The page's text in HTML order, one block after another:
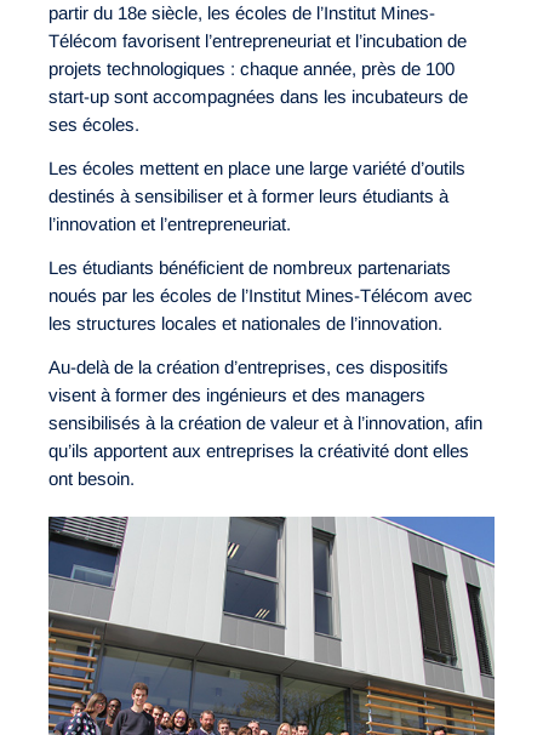
partir du 18e siècle, les écoles de l’Institut Mines-
Télécom favorisent l’entrepreneuriat et l’incubation de
projets technologiques : chaque année, près de 100
start-up sont accompagnées dans les incubateurs de
ses écoles.
Les écoles mettent en place une large variété d’outils
destinés à sensibiliser et à former leurs étudiants à
l’innovation et l’entrepreneuriat.
Les étudiants bénéficient de nombreux partenariats
noués par les écoles de l’Institut Mines-Télécom avec
les structures locales et nationales de l’innovation.
Au-delà de la création d’entreprises, ces dispositifs
visent à former des ingénieurs et des managers
sensibilisés à la création de valeur et à l’innovation, afin
qu’ils apportent aux entreprises la créativité dont elles
ont besoin.